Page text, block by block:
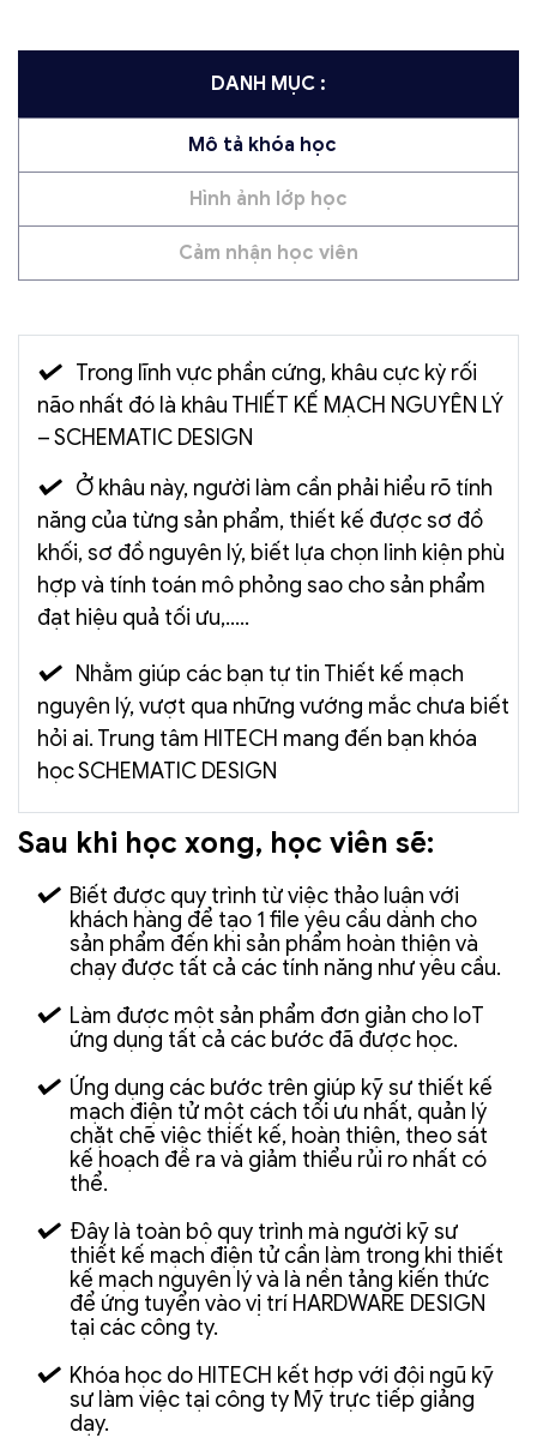
DANH MỤC :
Mô tả khóa học
Hình ảnh lớp học
Cảm nhận học viên
Trong lĩnh vực phần cứng, khâu cực kỳ rối
não nhất đó là khâu THIẾT KẾ MẠCH NGUYÊN LÝ
– SCHEMATIC DESIGN
Ở khâu này, người làm cần phải hiểu rõ tính
năng của từng sản phẩm, thiết kế được sơ đồ
khối, sơ đồ nguyên lý, biết lựa chọn linh kiện phù
hợp và tính toán mô phỏng sao cho sản phẩm
đạt hiệu quả tối ưu,…..
Nhằm giúp các bạn tự tin Thiết kế mạch
nguyên lý, vượt qua những vướng mắc chưa biết
hỏi ai. Trung tâm HITECH mang đến bạn khóa
học SCHEMATIC DESIGN
Sau khi học xong, học viên sẽ:
Biết được quy trình từ việc thảo luận với
khách hàng để tạo 1 file yêu cầu dành cho
sản phẩm đến khi sản phẩm hoàn thiện và
chạy được tất cả các tính năng như yêu cầu.
Làm được một sản phẩm đơn giản cho IoT
ứng dụng tất cả các bước đã được học.
Ứng dụng các bước trên giúp kỹ sư thiết kế
mạch điện tử một cách tối ưu nhất, quản lý
chặt chẽ việc thiết kế, hoàn thiện, theo sát
kế hoạch đề ra và giảm thiểu rủi ro nhất có
thể.
Đây là toàn bộ quy trình mà người kỹ sư
thiết kế mạch điện tử cần làm trong khi thiết
kế mạch nguyên lý và là nền tảng kiến thức
để ứng tuyển vào vị trí HARDWARE DESIGN
tại các công ty.
Khóa học do HITECH kết hợp với đội ngũ kỹ
sư làm việc tại công ty Mỹ trực tiếp giảng
dạy.